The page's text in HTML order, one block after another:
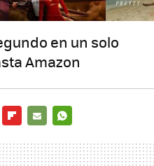
en un solo
Amazon
MAIL